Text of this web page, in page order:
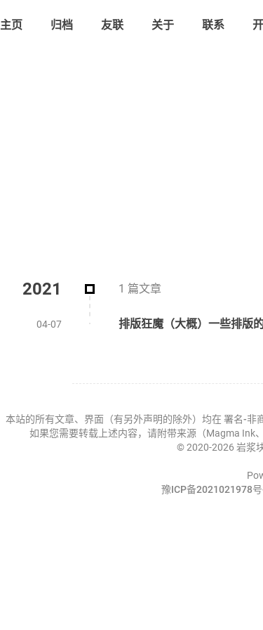
主页 归档 友联 关于 联系
2021 1 篇文章
04-07 排版狂魔（大概）一些排版
本站的所有文章、界面（有另外声明的除外）均在 署名-非
如果您需要转载上述内容，请附带来源（Magma Ink
© 2020-2026 岩浆
豫ICP备2021021978